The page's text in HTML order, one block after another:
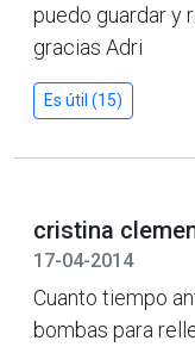
puedo guardar y
gracias Adri
Es útil (15)
cristina
17-04-2014
Cuanto tiempo
bombas para